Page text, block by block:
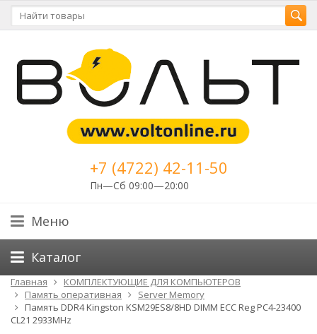
+7 (4722) 42-11-50
Пн—Сб 09:00—20:00
Меню
Каталог
Главная
КОМПЛЕКТУЮЩИЕ ДЛЯ КОМПЬЮТЕРОВ
Память оперативная
Server Memory
Память DDR4 Kingston KSM29ES8/8HD DIMM ECC Reg PC4-23400
CL21 2933MHz